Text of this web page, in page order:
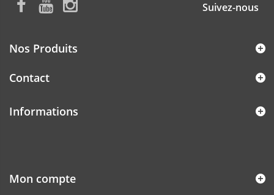
Suivez-nous
Nos Produits
Contact
Informations
Mon compte